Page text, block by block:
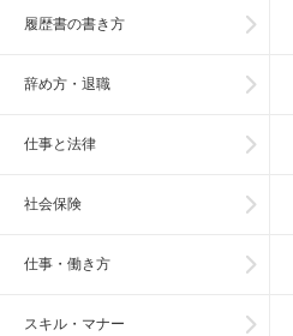
履歴書の書き方
辞め方・退職
仕事と法律
社会保険
仕事・働き方
スキル・マナー